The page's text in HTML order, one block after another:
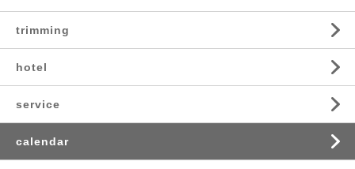
trimming
hotel
service
calendar